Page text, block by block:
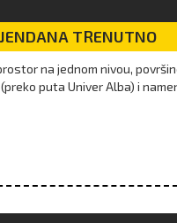
TRENUTNO
na jednom nivou,
puta Univer Alba) i